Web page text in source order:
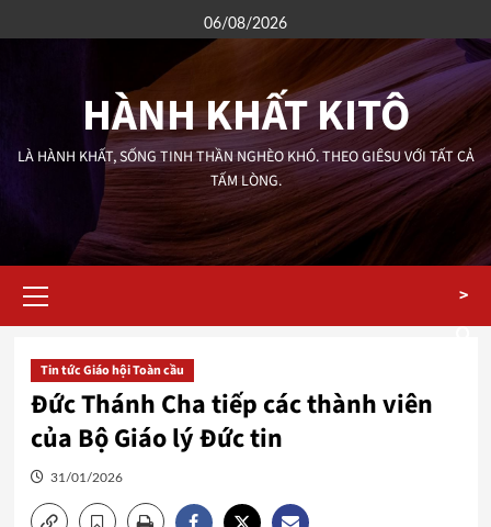
to
06/08/2026
HÀNH KHẤT KITÔ
LÀ HÀNH KHẤT, SỐNG TINH THẦN NGHÈO KHÓ. THEO GIÊSU VỚI TẤT CẢ
TẤM LÒNG.
Menu
>
Tin tức Giáo hội Toàn cầu
Đức Thánh Cha tiếp các thành viên
của Bộ Giáo lý Đức tin
31/01/2026